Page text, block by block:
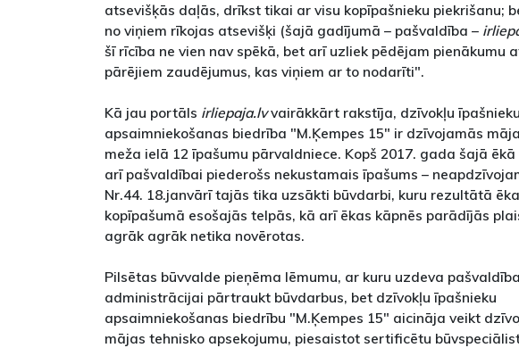
atsevišķās daļās, drīkst tikai ar visu kopīpašnieku piekrišanu;
no viņiem rīkojas atsevišķi (šajā gadījumā – pašvaldība –
šī rīcība ne vien nav spēkā, bet arī uzliek pēdējam pienākumu
pārējiem zaudējumus, kas viņiem ar to nodarīti".
Kā jau portāls irliepaja.lvvairākkārt rakstīja, dzīvokļu īpašnieku
apsaimniekošanas biedrība "M.Ķempes 15" ir dzīvojamās
meža ielā 12 īpašumu pārvaldniece. Kopš 2017. gada šajā
arī pašvaldībai piederošs nekustamais īpašums –
Nr.44. 18.janvārī tajās tika uzsākti būvdarbi, kuru rezultātā
kopīpašumā esošajās telpās, kā arī ēkas kāpnēs parādījās
agrāk agrāk netika novērotas.
Pilsētas būvvalde pieņēma lēmumu, ar kuru uzdeva
administrācijai pārtraukt būvdarbus, bet dzīvokļu īpašnieku
apsaimniekošanas biedrību "M.Ķempes 15" aicināja veikt
mājas tehnisko apsekojumu, piesaistot sertificētu